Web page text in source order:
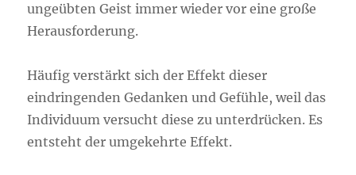
ungeübten Geist immer wieder vor eine große
Herausforderung.
Häufig verstärkt sich der Effekt dieser
eindringenden Gedanken und Gefühle, weil das
Individuum versucht diese zu unterdrücken. Es
entsteht der umgekehrte Effekt.